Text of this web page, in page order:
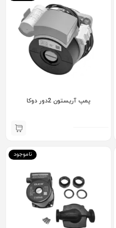
پمپ آریستون 2دور دوکا
ناموجود